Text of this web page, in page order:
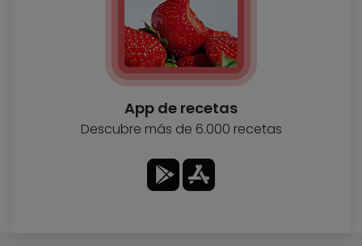
App de recetas
Descubre más de 6.000 recetas